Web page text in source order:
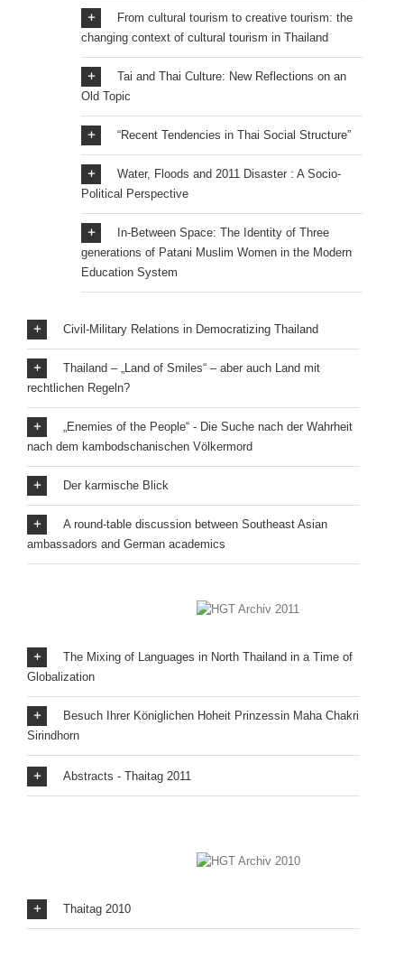
From cultural tourism to creative tourism: the
changing context of cultural tourism in Thailand
Tai and Thai Culture: New Reflections on an
Old Topic
“Recent Tendencies in Thai Social Structure”
Water, Floods and 2011 Disaster : A Socio-
Political Perspective
In-Between Space: The Identity of Three
generations of Patani Muslim Women in the Modern
Education System
Civil-Military Relations in Democratizing Thailand
Thailand – „Land of Smiles“ – aber auch Land mit
rechtlichen Regeln?
„Enemies of the People“ - Die Suche nach der Wahrheit
nach dem kambodschanischen Völkermord
Der karmische Blick
A round-table discussion between Southeast Asian
ambassadors and German academics
The Mixing of Languages in North Thailand in a Time of
Globalization
Besuch Ihrer Königlichen Hoheit Prinzessin Maha Chakri
Sirindhorn
Abstracts - Thaitag 2011
Thaitag 2010